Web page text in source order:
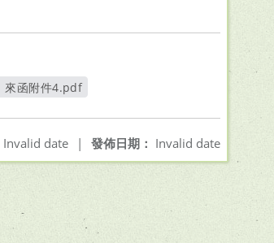
來函附件4.pdf
發佈日期： Invalid date
Invalid date |